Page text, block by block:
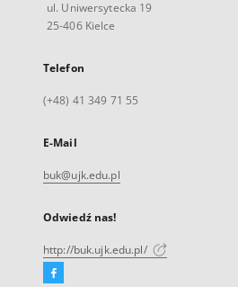
ul. Uniwersytecka 19
25-406 Kielce
Telefon
(+48) 41 349 71 55
E-Mail
buk@ujk.edu.pl
Odwiedź nas!
http://buk.ujk.edu.pl/
Facebook